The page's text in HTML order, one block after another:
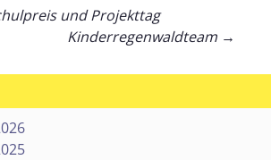
und Projekttag
Kinderregenwaldteam →